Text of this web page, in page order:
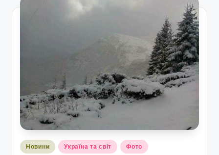
Опубліковано
Новини Україна та світ Фото